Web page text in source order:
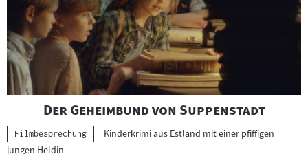
"
Der Geheimbund von Suppenstadt"
Kategorie:
Filmbesprechung
Kinderkrimi aus Estland mit einer pfiffigen
jungen Heldin